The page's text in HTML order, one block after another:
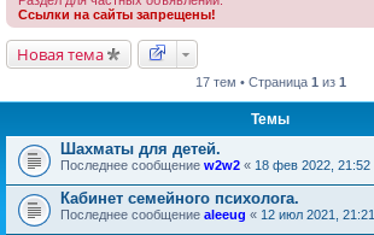
Ссылки на сайты запрещены!
Новая тема
17 тем • Страница 1 из 1
Темы
Шахматы для детей.
Последнее сообщение w2w2 « 18 фев 2022, 21:52
Кабинет семейного психолога.
Последнее сообщение aleeug « 12 июл 2021, 21:21